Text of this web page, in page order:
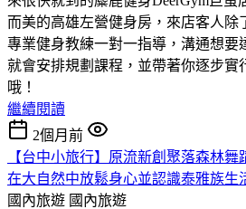
而美的高雄左營健身房，來店客人除
專業健身教練一對一指導，溝通想要
就會安排規劃課程，並帶著你逐步實
哦！
繼續閱讀
2個月前
【台中小旅行】原流新創聚落森林舞
在大自然中放鬆身心並認識泰雅族生
國內旅遊 國內旅遊